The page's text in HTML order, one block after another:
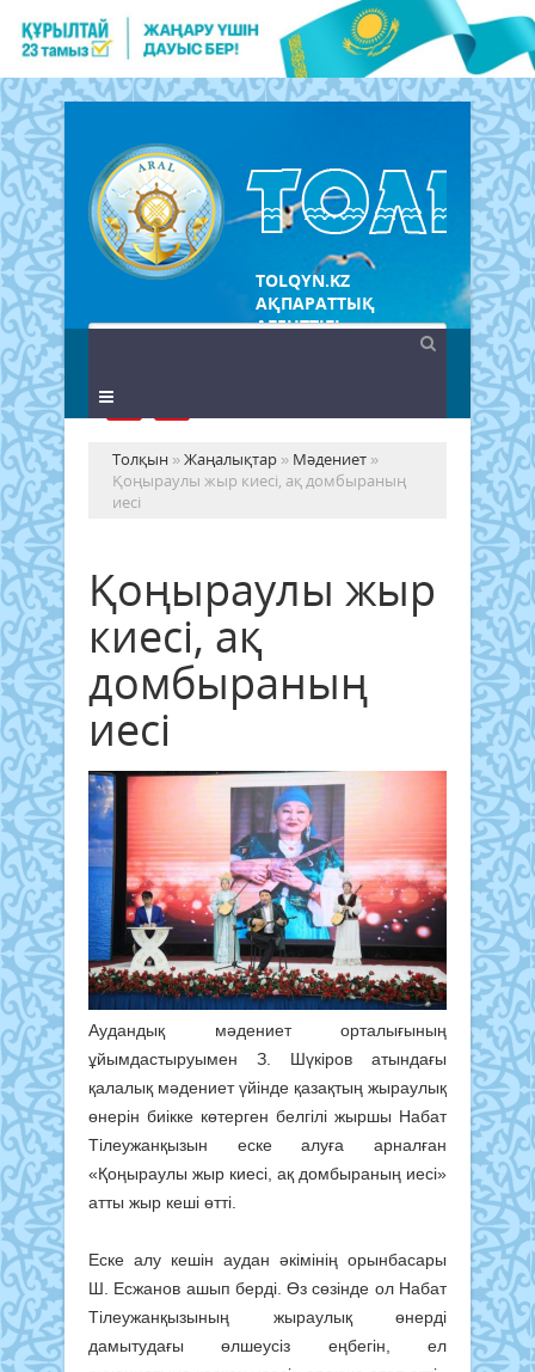
TOLQYN.KZ
АҚПАРАТТЫҚ
АГЕНТТІГІ
Толқын »Жаңалықтар » Мәдениет »
Қоңыраулы жыр киесі, ақ домбыраның
иесі
Қоңыраулы жыр
киесі, ақ
домбыраның
иесі
Аудандық мәдениет орталығының
ұйымдастыруымен З. Шүкіров атындағы
қалалық мәдениет үйінде қазақтың жыраулық
өнерін биікке көтерген белгілі жыршы Набат
Тілеужанқызын еске алуға арналған
«Қоңыраулы жыр киесі, ақ домбыраның иесі»
атты жыр кеші өтті.
Еске алу кешін аудан әкімінің орынбасары
Ш. Есжанов ашып берді. Өз сөзінде ол Набат
Тілеужанқызының жыраулық өнерді
дамытудағы өлшеусіз еңбегін, ел